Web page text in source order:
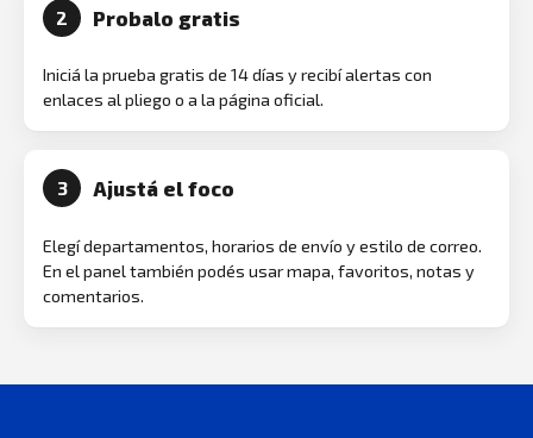
2 Probalo gratis
Iniciá la prueba gratis de 14 días y recibí alertas con
enlaces al pliego o a la página oficial.
3 Ajustá el foco
Elegí departamentos, horarios de envío y estilo de correo.
En el panel también podés usar mapa, favoritos, notas y
comentarios.